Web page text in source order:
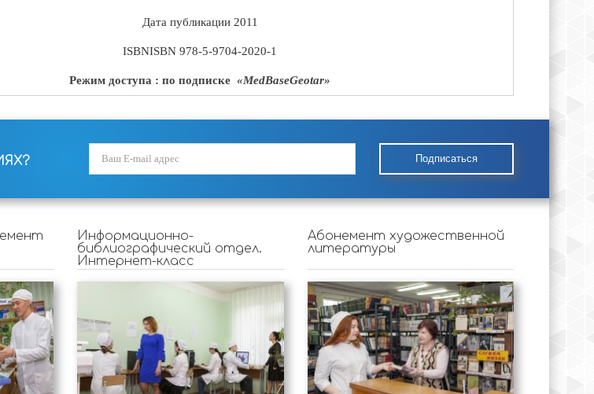
Дата публикации 2011
ISBNISBN 978-5-9704-2020-1
Режим доступа : по подписке «MedBaseGeotar»
Подписаться
Информационно-
библиографический отдел.
Интернет-класс
Абонемент художественной
литературы